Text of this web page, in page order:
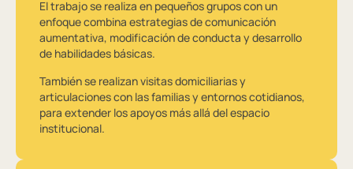
El trabajo se realiza en pequeños grupos con un
enfoque combina estrategias de comunicación
aumentativa, modificación de conducta y desarrollo
de habilidades básicas.
También se realizan visitas domiciliarias y
articulaciones con las familias y entornos cotidianos,
para extender los apoyos más allá del espacio
institucional.